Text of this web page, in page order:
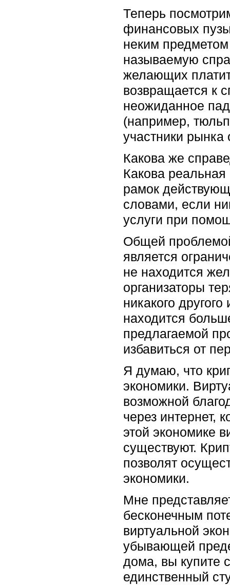
Теперь
финансовых
неким
называемую
желающих
возвращается к
неожиданное
(например,
участники
Какова же
Какова
рамок
словами, если
услуги при
Общей
является
не находится
организаторы
никакого
находится
предлагаемой
избавиться от
Я думаю, что
экономики.
возможной
через интернет,
этой экономике
существуют.
позволят
экономики.
Мне
бесконечным
виртуальной
убывающей
дома, вы купите
единственный